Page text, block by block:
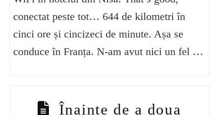
conectat peste tot… 644 de kilometri în
cinci ore și cincizeci de minute. Așa se
conduce în Franța. N-am avut nici un fel …
Înainte de a doua